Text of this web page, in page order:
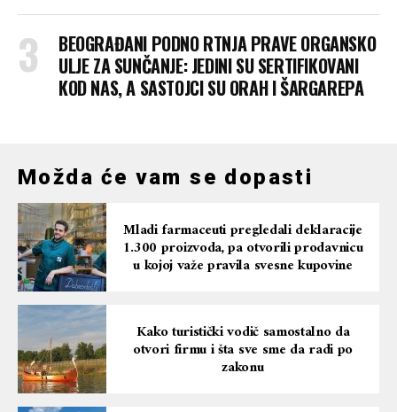
BEOGRAĐANI PODNO RTNJA PRAVE ORGANSKO
ULJE ZA SUNČANJE: JEDINI SU SERTIFIKOVANI
KOD NAS, A SASTOJCI SU ORAH I ŠARGAREPA
Možda će vam se dopasti
Mladi farmaceuti pregledali deklaracije
1.300 proizvoda, pa otvorili prodavnicu
u kojoj važe pravila svesne kupovine
Kako turistički vodič samostalno da
otvori firmu i šta sve sme da radi po
zakonu